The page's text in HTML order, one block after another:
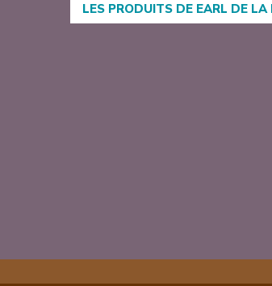
LES PRODUITS DE EARL DE LA